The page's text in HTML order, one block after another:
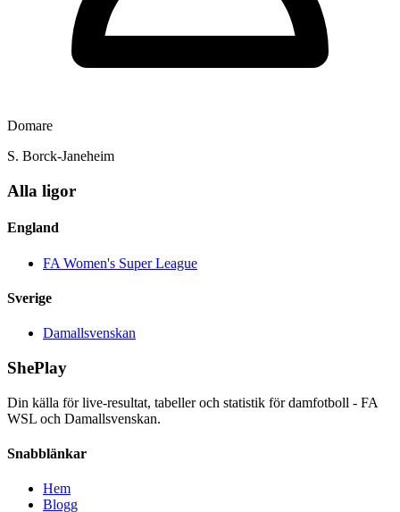
Domare
S. Borck-Janeheim
Alla ligor
England
FA Women's Super League
Sverige
Damallsvenskan
ShePlay
Din källa för live-resultat, tabeller och statistik för damfotboll - FA
WSL och Damallsvenskan.
Snabblänkar
Hem
Blogg